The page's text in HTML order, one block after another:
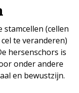
(cellen
te veranderen)
hersenschors is
onder andere
en bewustzijn.